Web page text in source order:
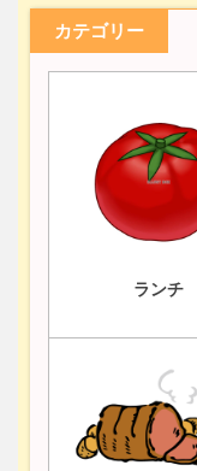
カテゴリー
ランチ